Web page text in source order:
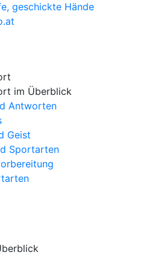
geschickte Hände
im Überblick
Antworten
Geist
Sportarten